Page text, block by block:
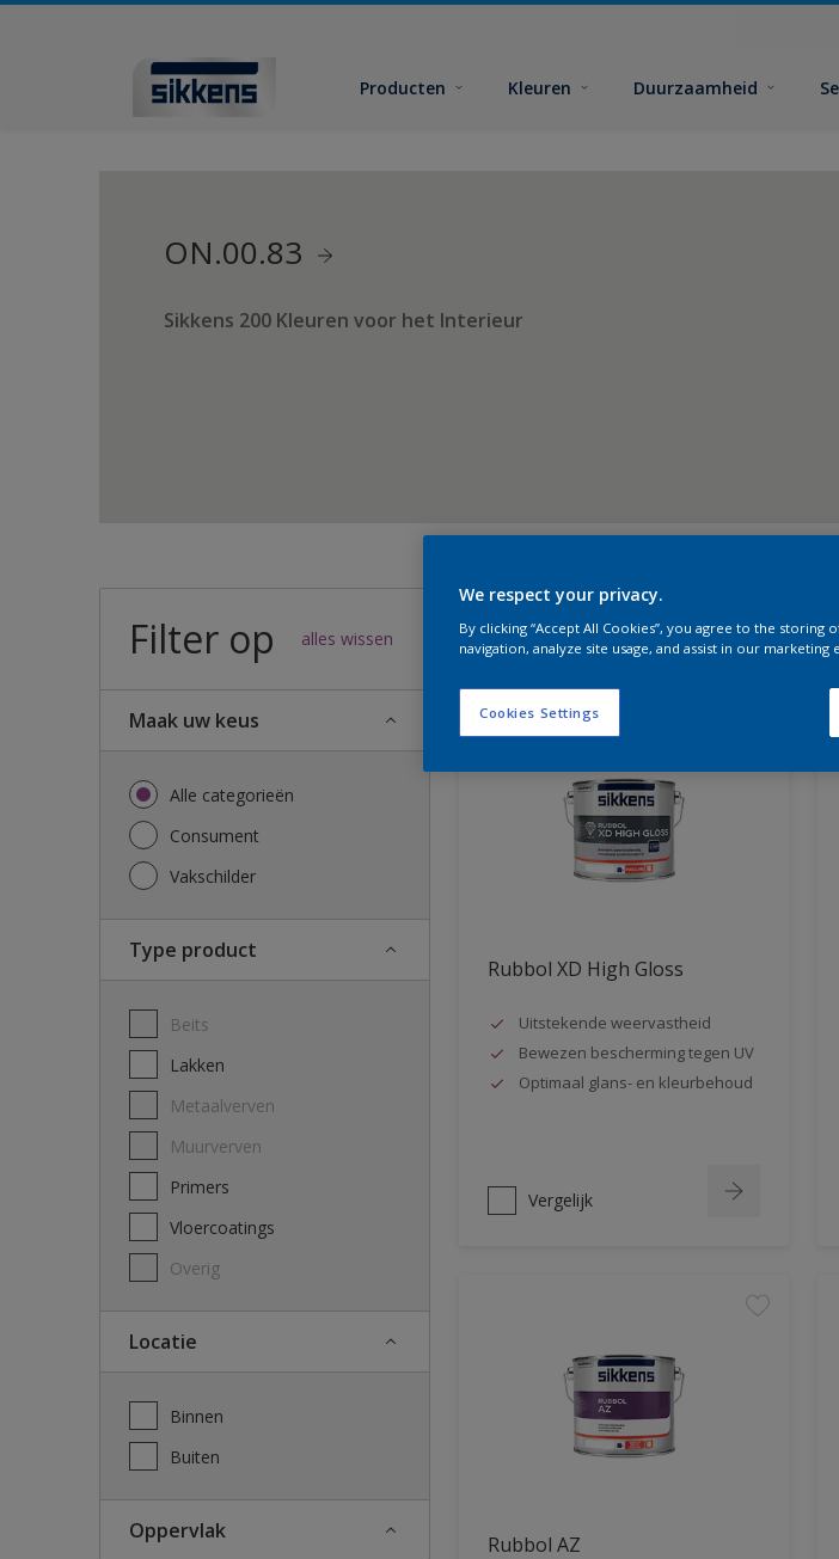
Producten Kleuren Duurzaamheid
ON.00.83
Sikkens 200 Kleuren voor het Interieur
Filter op alles wissen
Maak uw keus
Alle categorieën
Consument
Vakschilder
Type product
Beits
Lakken
Metaalverven
Muurverven
Primers
Vloercoatings
Overig
Locatie
Binnen
Buiten
Oppervlak
25resultaten voor jou
Rubbol XD High Gloss
Uitstekende weervastheid
Bewezen bescherming tegen UV
Optimaal glans- en kleurbehoud
Vergelijk
Rubbol AZ
We respect your privacy.
By clicking “Accept All Cookies”, you agree to the
navigation, analyze site usage, and assist in our marketing
Cookies Settings